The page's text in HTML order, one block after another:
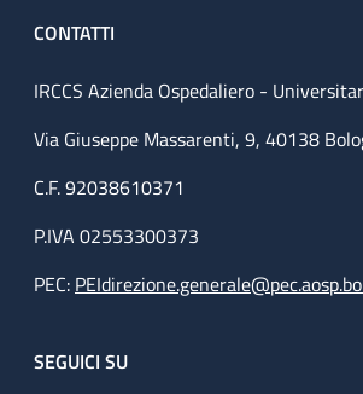
CONTATTI
IRCCS Azienda Ospedaliero -
Via Giuseppe Massarenti, 9, 40138
C.F. 92038610371
P.IVA 02553300373
PEC:
SEGUICI SU